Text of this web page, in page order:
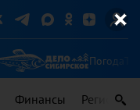
Погода
Финансы Регионы